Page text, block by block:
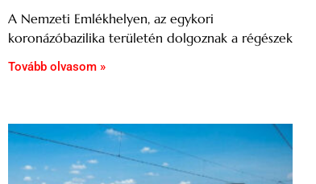
A Nemzeti Emlékhelyen, az egykori
koronázóbazilika területén dolgoznak a régészek
Tovább olvasom »